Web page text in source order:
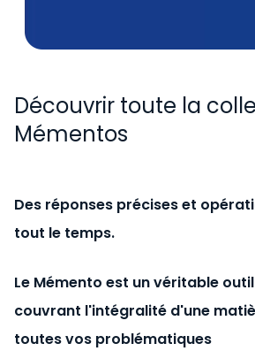
Découvrir toute la
Mémentos
Des réponses précises et
tout le temps.
Le Mémento est un véritable
couvrant l'intégralité d'une
toutes vos problématiques